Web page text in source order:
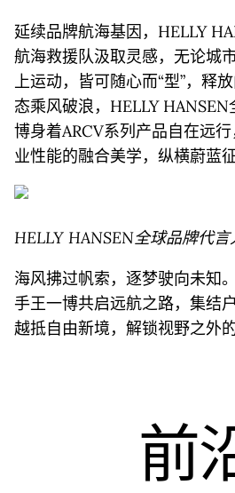
延续品牌航海基因，HELLY
航海救援队汲取灵感，无论城
上运动，皆可随心而“型”，释
态乘风破浪，HELLY
博身着ARCV系列产品自在远
业性能的融合美学，纵横蔚蓝征
HELLY HANSEN全球品牌代言
海风拂过帆索，逐梦驶向未知
手王一博共启远航之路，集结
越抵自由新境，解锁视野之外的
前